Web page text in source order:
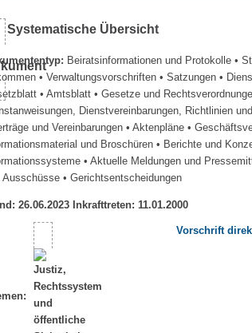
Systematische Übersicht
Beiratsinformationen und Protokolle •
• Verwaltungsvorschriften • Satzungen •
• Amtsblatt • Gesetze und
Dienstvereinbarungen, Richtlinien
und Vereinbarungen • Aktenpläne •
und Broschüren • Berichte und
• Aktuelle Meldungen und
Ausschüsse • Gerichtsentscheidungen
26.06.2023 Inkrafttreten: 11.01.2000
Vorschrift